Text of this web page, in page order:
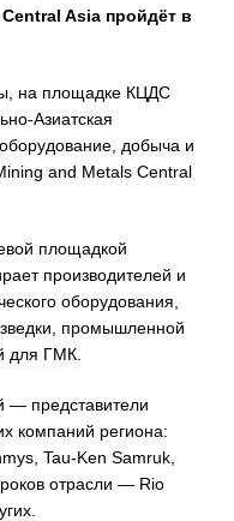
Asia пройдёт в
на площадке КЦДС
Азиатская
добыча и
and Metals Central
площадкой
производителей и
оборудования,
промышленной
для ГМК.
— представители
компаний региона:
Tau-Ken Samruk,
отрасли — Rio